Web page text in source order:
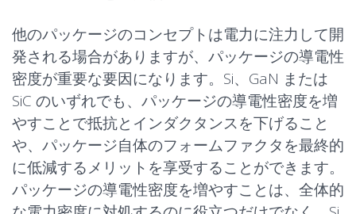
他のパッケージのコンセプトは電力に注力して開
発される場合がありますが、パッケージの導電性
密度が重要な要因になります。Si、GaN または
SiC のいずれでも、パッケージの導電性密度を増
やすことで抵抗とインダクタンスを下げること
や、パッケージ自体のフォームファクタを最終的
に低減するメリットを享受することができます。
パッケージの導電性密度を増やすことは、全体的